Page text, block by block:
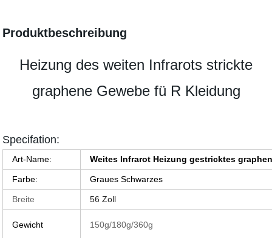
Produktbeschreibung
Heizung des weiten Infrarots strickte
graphene Gewebe fü R Kleidung
Specifation:
Art-Name: Weites Infrarot Heizung gestricktes
Farbe: Graues Schwarzes
Breite 56 Zoll
Gewicht 150g/180g/360g